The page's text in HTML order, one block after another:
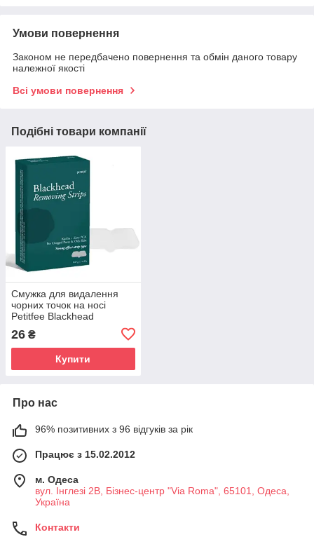
Умови повернення
Законом не передбачено повернення та обмін даного товару
належної якості
Всі умови повернення
Подібні товари компанії
Смужка для видалення
чорних точок на носі
Petitfee Blackhead
1шт. (Термін придатності:
до 01.01.2026)
26 ₴
Купити
Про нас
96% позитивних з 96 відгуків за рік
Працює з 15.02.2012
м. Одеса
вул. Інглезі 2В, Бізнес-центр "Via Roma", 65101, Одеса,
Україна
Контакти